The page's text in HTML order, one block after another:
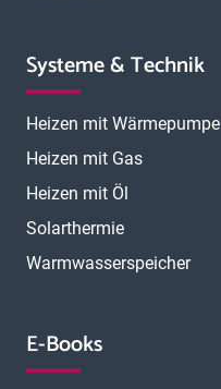
Systeme & Technik
Heizen mit Wärmepumpe
Heizen mit Gas
Heizen mit Öl
Solarthermie
Warmwasserspeicher
E-Books